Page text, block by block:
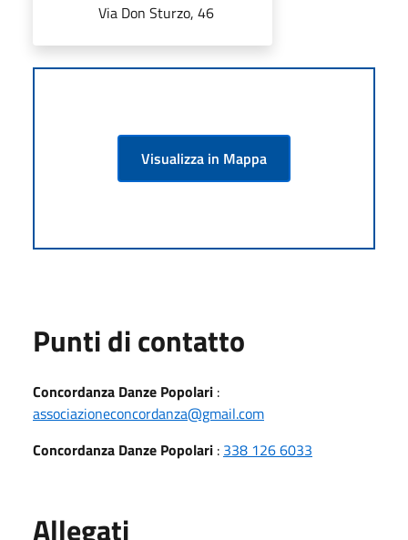
Via Don Sturzo, 46
Visualizza in Mappa
Punti di contatto
Concordanza Danze Popolari :
associazioneconcordanza@gmail.com
Concordanza Danze Popolari : 338 126 6033
Allegati